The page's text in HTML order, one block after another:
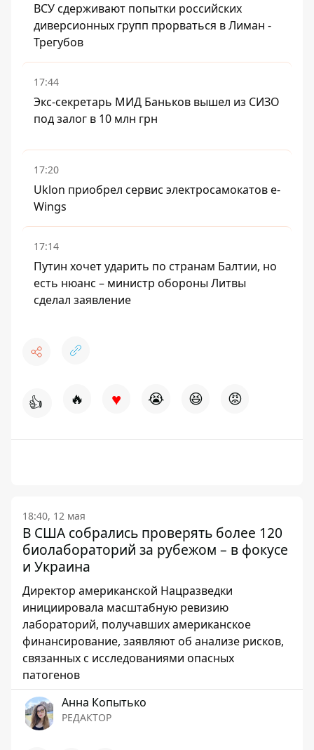
ВСУ сдерживают попытки российских
диверсионных групп прорваться в Лиман -
Трегубов
17:44
Экс-секретарь МИД Баньков вышел из СИЗО
под залог в 10 млн грн
17:20
Uklon приобрел сервис электросамокатов e-
Wings
17:14
Путин хочет ударить по странам Балтии, но
есть нюанс – министр обороны Литвы
сделал заявление
👍 🔥 ♥ 😭 😆 😡
18:40, 12 мая
В США собрались проверять более 120
биолабораторий за рубежом – в фокусе
и Украина
Директор американской Нацразведки
инициировала масштабную ревизию
лабораторий, получавших американское
финансирование, заявляют об анализе рисков,
связанных с исследованиями опасных
патогенов
Анна Копытько
РЕДАКТОР